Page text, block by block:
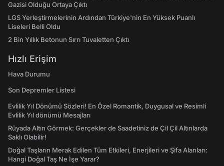
Gazisi Olduğu Ortaya Çıktı
LGS Yerleştirmelerinin Ardından Türkiye'nin En Yüksek Puanlı
Liseleri Belli Oldu
2 Bin Yıllık Betonun Sırrı Tuvaletten Çıktı
Hızlı Erişim
Hava Durumu
Son Depremler Listesi
Evlilik Yıl Dönümü Sözleri! En Özel Romantik, Duygusal ve Resimli
Evlilik Yıl dönümü Mesajları
Rüyada Altın Görmek: Gerçekler de Saadetiniz de Çil Çil Altınlarda
Saklı Olabilir!
Doğal Taşların Merak Edilen Tüm Etkileri, Enerjileri ve Şifa Alanları:
Hangi Doğal Taş Ne İşe Yarar?